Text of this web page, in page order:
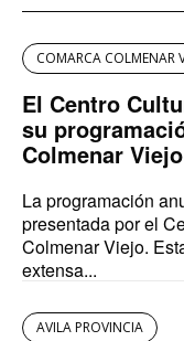
COMARCA COLMENAR
El Centro
su
Colmenar Viejo
La programación
presentada por el
Colmenar Viejo.
extensa...
AVILA PROVINCIA